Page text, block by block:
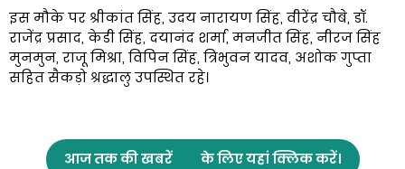
इस मौके पर श्रीकांत सिंह, उदय नारायण सिंह, वीरेंद्र चौबे, डॉ.
राजेंद्र प्रसाद, केडी सिंह, दयानंद शर्मा, मनजीत सिंह, नीरज सिंह
मुनमुन, राजू मिश्रा, विपिन सिंह, त्रिभुवन यादव, अशोक गुप्ता
सहित सैकड़ो श्रद्धालु उपस्थित रहे।
आज तक की खबरें के लिए यहां क्लिक करें।